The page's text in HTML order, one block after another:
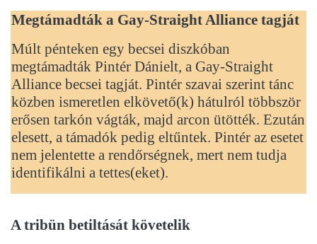
Megtámadták a Gay-Straight Alliance tagját
Múlt pénteken egy becsei diszkóban
megtámadták Pintér Dánielt, a Gay-Straight
Alliance becsei tagját. Pintér szavai szerint tánc
közben ismeretlen elkövető(k) hátulról többször
erősen tarkón vágták, majd arcon ütötték. Ezután
elesett, a támadók pedig eltűntek. Pintér az esetet
nem jelentette a rendőrségnek, mert nem tudja
identifikálni a tettes(eket).
A tribün betiltását követelik